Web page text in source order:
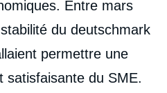
Entre mars
du deutschmark
permettre une
satisfaisante du SME.